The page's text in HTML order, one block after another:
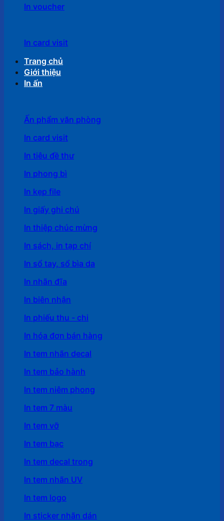
In voucher
In card visit
Trang chủ
Giới thiệu
In ấn
Ấn phẩm văn phòng
In card visit
In tiêu đề thư
In phong bì
In kẹp file
In giấy ghi chú
In thiệp chúc mừng
In sách, in tạp chí
In sổ tay, sổ bìa da
In nhãn đĩa
In biên nhận
In phiếu thu - chi
In hóa đơn bán hàng
In tem nhãn decal
In tem bảo hành
In tem niêm phong
In tem 7 màu
In tem vỡ
In tem bạc
In tem decal trong
In tem nhãn UV
In tem logo
In sticker nhãn dán